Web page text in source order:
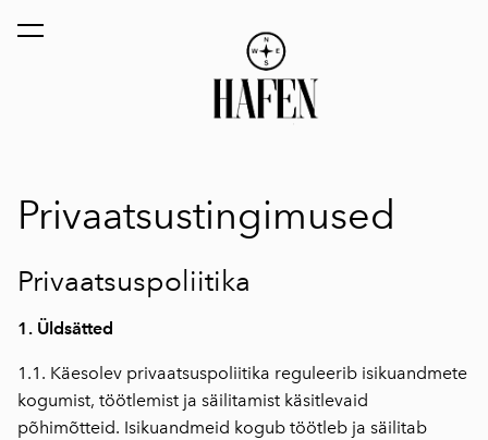
lisati ostukorvi. Vaata ostukorvi
Privaatsustingimused
Privaatsuspoliitika
1. Üldsätted
1.1. Käesolev privaatsuspoliitika reguleerib isikuandmete
kogumist, töötlemist ja säilitamist käsitlevaid
põhimõtteid. Isikuandmeid kogub töötleb ja säilitab